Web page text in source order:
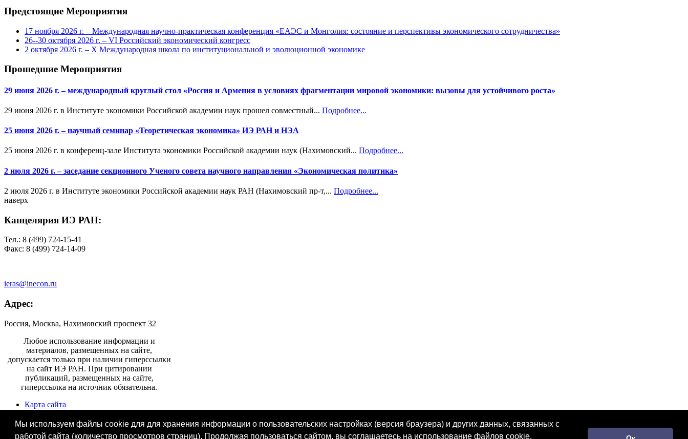
Мы используем файлы cookie для для хранения информации о пользовательских настройках (версия браузера) и других данных, связанных с
работой сайта (количество просмотров страниц). Продолжая пользоваться сайтом, вы соглашаетесь на использование файлов cookie.
Предстоящие Мероприятия
17 ноября 2026 г. – Международная научно-практическая конференция «ЕАЭС и Монголия: состояние и перспективы экономического сотрудничества»
26--30 октября 2026 г. – VI Российский экономический конгресс
2 октября 2026 г. – X Международная школа по институциональной и эволюционной экономике
Прошедшие Мероприятия
29 июня 2026 г. – международный круглый стол «Россия и Армения в условиях фрагментации мировой экономики: вызовы для устойчивого роста»
29 июня 2026 г. в Институте экономики Российской академии наук прошел совместный... Подробнее...
25 июня 2026 г. – научный семинар «Теоретическая экономика» ИЭ РАН и НЭА
25 июня 2026 г. в конференц-зале Института экономики Российской академии наук (Нахимовский... Подробнее...
2 июля 2026 г. – заседание секционного Ученого совета научного направления «Экономическая политика»
2 июля 2026 г. в Институте экономики Российской академии наук РАН (Нахимовский пр-т,... Подробнее...
наверх
Канцелярия ИЭ РАН:
Тел.: 8 (499) 724-15-41
Факс: 8 (499) 724-14-09
ieras@inecon.ru
Адрес:
Россия, Москва, Нахимовский проспект 32
Любое использование информации и
материалов, размещенных на сайте,
допускается только при наличии гиперссылки
на сайт ИЭ РАН. При цитировании
публикаций, размещенных на сайте,
гиперссылка на источник обязательна.
Карта сайта
Контактная информация